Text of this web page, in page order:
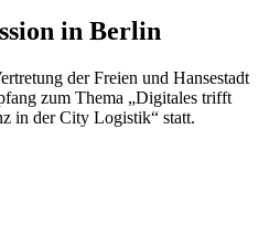
in Berlin
der Freien und Hansestadt
zum Thema „Digitales trifft
in der City Logistik“ statt.